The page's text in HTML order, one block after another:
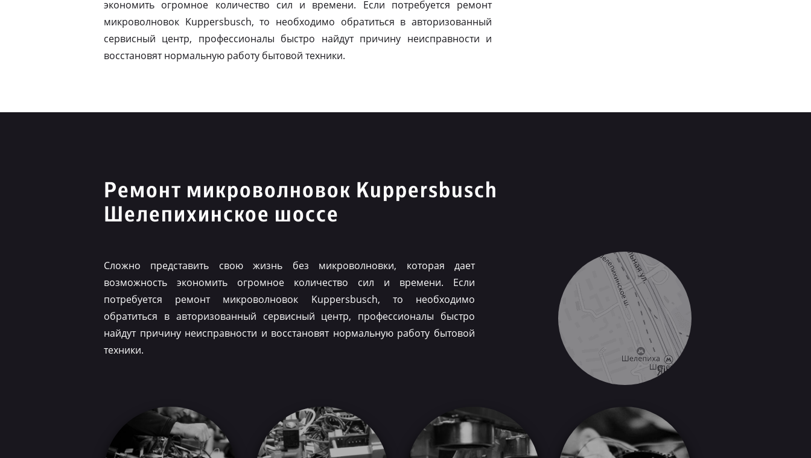
экономить огромное количество сил и времени. Если потребуется ремонт
микроволновок Kuppersbusch, то необходимо обратиться в авторизованный
сервисный центр, профессионалы быстро найдут причину неисправности и
восстановят нормальную работу бытовой техники.
Ремонт микроволновок Kuppersbusch
Шелепихинское шоссе
Сложно представить свою жизнь без микроволновки, которая дает
возможность экономить огромное количество сил и времени. Если
потребуется ремонт микроволновок Kuppersbusch, то необходимо
обратиться в авторизованный сервисный центр, профессионалы быстро
найдут причину неисправности и восстановят нормальную работу бытовой
техники.